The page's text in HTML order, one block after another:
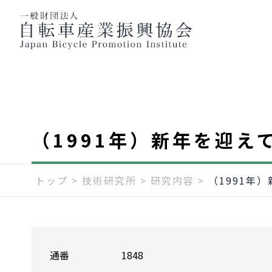
（1991年）新年を迎え
トップ > 技術研究所 > 研究内容 > （1991年
通番 1848